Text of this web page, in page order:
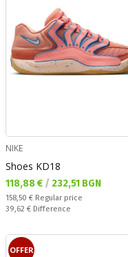
NIKE
Shoes KD18
Текуща цена:
118,88 € / 232,51 BGN
Regular price:
158,50 € Regular price
Спестявате:
39,62 € Difference
OFFER